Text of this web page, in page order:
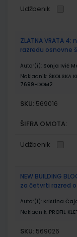
Udžbenik
ZLATNA VRATA
razredu osnovne
Autor(i): Sonja Ivić
Nakladnik: ŠKOLSKA
7699-DOM2
SKU: 569016
ŠIFRA OMOTA:
Udžbenik
NEW BUILDING
za četvrti razred
Autor(i): Kristina
Nakladnik: PROFIL
SKU: 569026